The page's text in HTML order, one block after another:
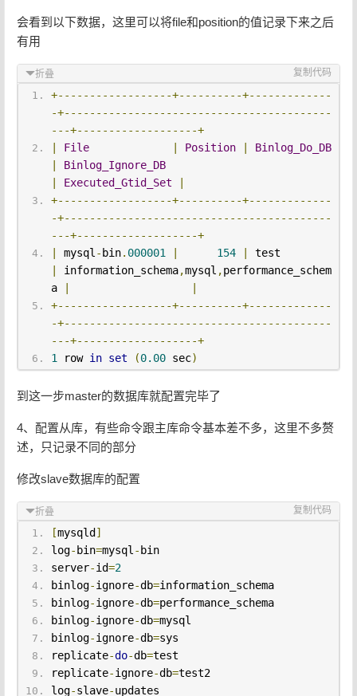
会看到以下数据，这里可以将file和position的值记录下来之后
有用
折叠 复制代码
+------------------+----------+-------------
-+------------------------------------------
---+-------------------+
|
File | Position |
Binlog_Do_DB
|
Binlog_Ignore_DB
|
Executed_Gtid_Set
|
+------------------+----------+-------------
-+------------------------------------------
---+-------------------+
|
mysql -bin. 000001 | 154 |
|
information_schema,mysql ,performance_schem
a
|
|
+------------------+----------+-------------
-+------------------------------------------
---+-------------------+
1
row in set (0.00 sec)
到这一步master的数据库就配置完毕了
4、配置从库，有些命令跟主库命令基本差不多，这里不多赘
述，只记录不同的部分
修改slave数据库的配置
折叠 复制代码
[mysqld]
log-bin=mysql -bin
server-id=2
binlog-ignore-db=information_schema
binlog-ignore-db=performance_schema
binlog-ignore-db=mysql
binlog-ignore-db=sys
replicate-do-db=test
replicate-ignore-db=test2
log-slave-updates